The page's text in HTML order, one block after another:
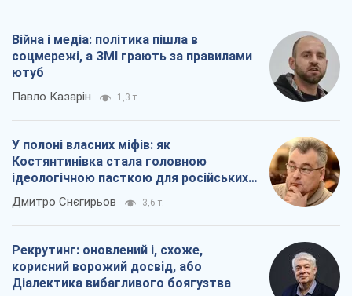
Війна і медіа: політика пішла в
соцмережі, а ЗМІ грають за правилами
ютуб
Павло Казарін 1,3 т.
У полоні власних міфів: як
Костянтинівка стала головною
ідеологічною пасткою для російських
окупантів
Дмитро Снєгирьов 3,6 т.
Рекрутинг: оновлений і, схоже,
корисний ворожий досвід, або
Діалектика вибагливого боягузтва